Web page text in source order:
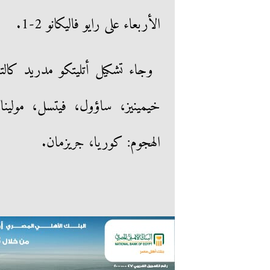
الأربعاء على رايو فاليكانو 2-1.
وجاء تشكيل أتليتكو مدريد
خيمينيز، ساؤول، فيتسل،
الهجوم: كوريا، جريزمان.